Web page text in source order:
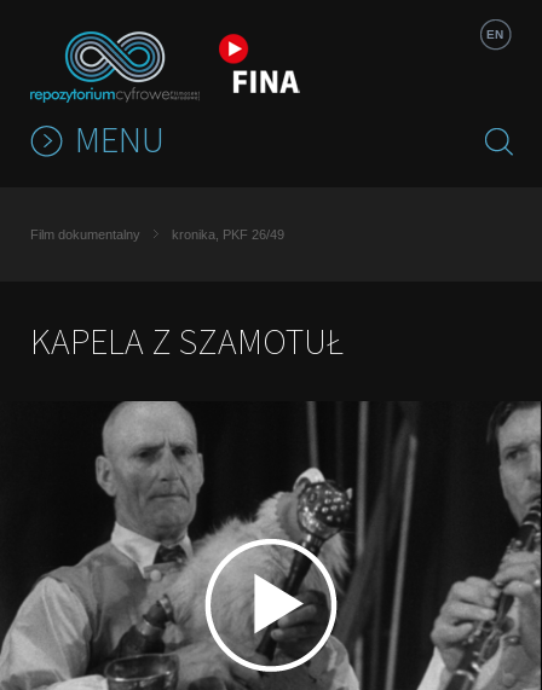
EN
MENU
Film dokumentalny kronika, PKF 26/49
KAPELA Z SZAMOTUŁ